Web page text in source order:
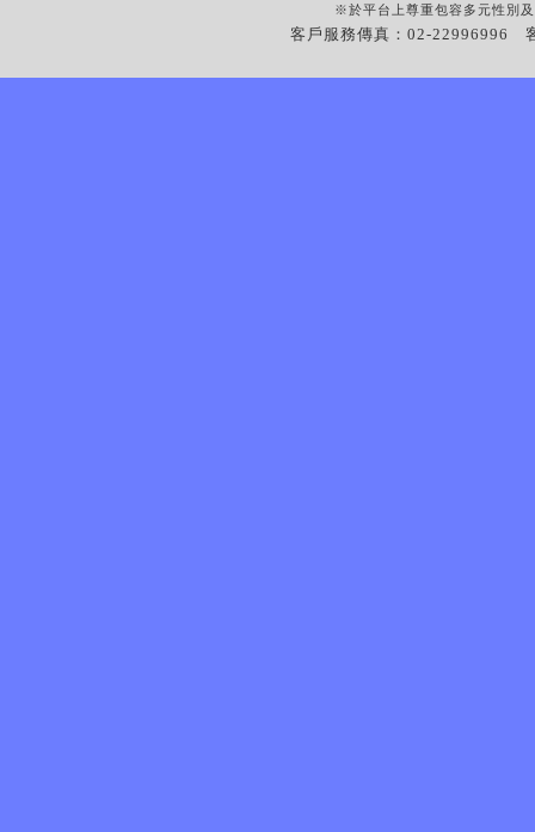
※於平台上尊重包容多元性別
客戶服務傳真：02-22996996